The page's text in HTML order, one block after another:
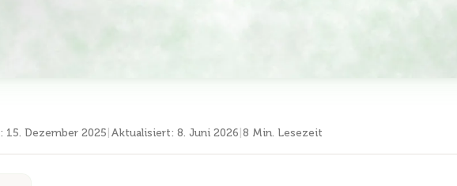
: 15. Dezember 2025 Aktualisiert: 8. Juni 2026 8 Min. Lesezeit